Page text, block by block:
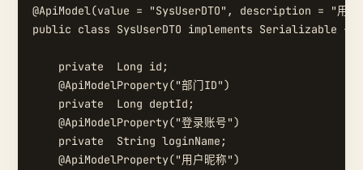
@ApiModel(value = "SysUserDTO", description = "用
public class SysUserDTO implements Serializable {
    private  Long id;
    @ApiModelProperty("部门ID")
    private  Long deptId;
    @ApiModelProperty("登录账号")
    private  String loginName;
    @ApiModelProperty("用户昵称")